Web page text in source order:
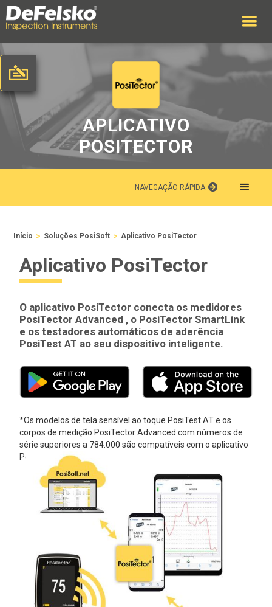
APLICATIVO
POSITECTOR
NAVEGAÇÃO RÁPIDA
Início > Soluções PosiSoft > Aplicativo PosiTector
Aplicativo PosiTector
O aplicativo PosiTector conecta os medidores
PosiTector Advanced , o PosiTector SmartLink
e os testadores automáticos de aderência
PosiTest AT ao seu dispositivo inteligente.
*Os modelos de tela sensível ao toque PosiTest AT e os
corpos de medição PosiTector Advanced com números de
série superiores a 784.000 são compatíveis com o aplicativo
PosiTector .